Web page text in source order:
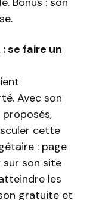
se faire un
Avec son
proposés,
cette
: page
sur son site
les
gratuite et